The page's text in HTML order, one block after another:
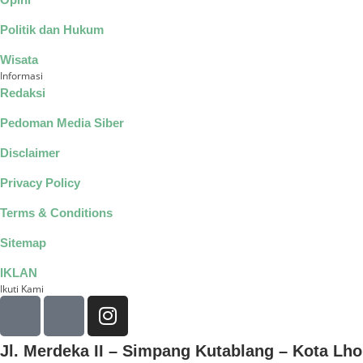
Politik dan Hukum
Wisata
Informasi
Redaksi
Pedoman Media Siber
Disclaimer
Privacy Policy
Terms & Conditions
Sitemap
IKLAN
Ikuti Kami
Jl. Merdeka II – Simpang Kutablang – Kota